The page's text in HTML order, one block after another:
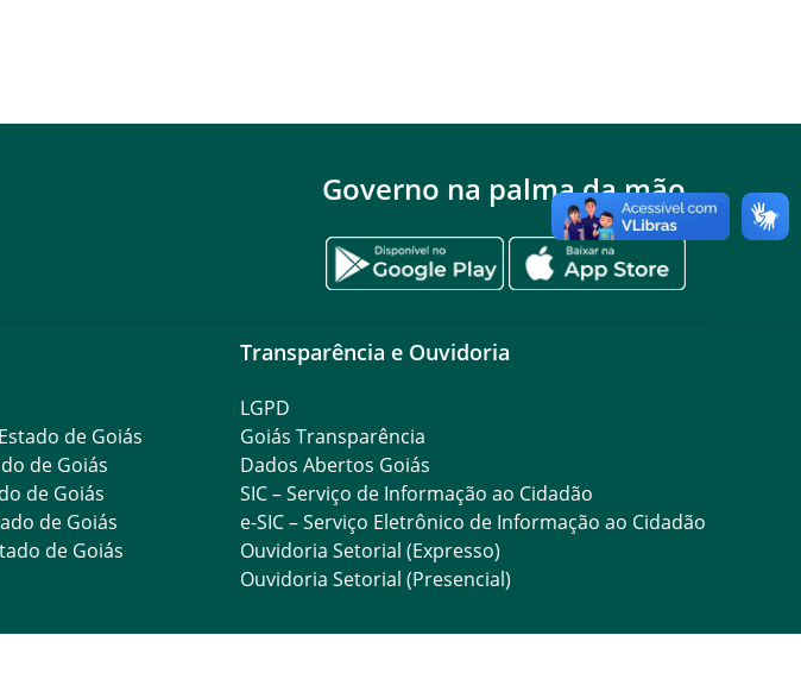
Governo na palma da mão
de Goiás
de Goiás
de Goiás
de Goiás
de Goiás
Transparência e Ouvidoria
LGPD
Goiás Transparência
Dados Abertos Goiás
SIC – Serviço de Informação ao Cidadão
e-SIC – Serviço Eletrônico de Informação ao Cidadão
Ouvidoria Setorial (Expresso)
Ouvidoria Setorial (Presencial)